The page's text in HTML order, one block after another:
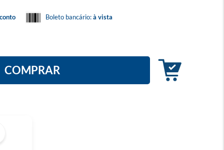
Boleto bancário:à vista
COMPRAR